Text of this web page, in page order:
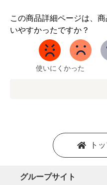
この商品詳細ページは、
いやすかったですか？
1
か
使いにくかった
ト
グループサイト